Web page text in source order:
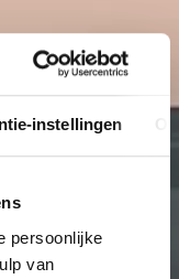
instellingen
persoonlijke
van